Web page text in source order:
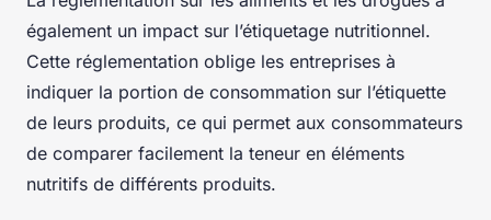
également un impact sur l’étiquetage nutritionnel.
Cette réglementation oblige les entreprises à
indiquer la portion de consommation sur l’étiquette
de leurs produits, ce qui permet aux consommateurs
de comparer facilement la teneur en éléments
nutritifs de différents produits.